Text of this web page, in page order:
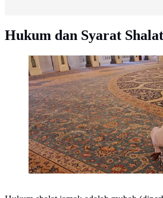
Hukum dan Syarat
Tata Cara Sholat Jamak (Sumber: